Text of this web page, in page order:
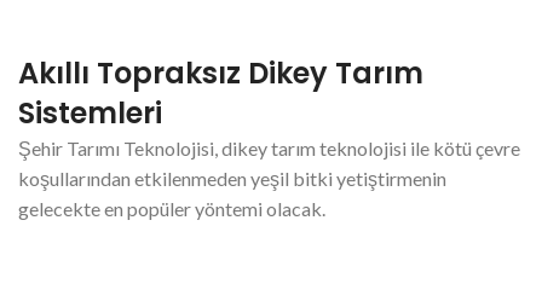
Akıllı Topraksız Dikey Tarım
Sistemleri
Şehir Tarımı Teknolojisi, dikey tarım teknolojisi ile kötü çevre
koşullarından etkilenmeden yeşil bitki yetiştirmenin
gelecekte en popüler yöntemi olacak.